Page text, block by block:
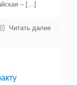
– […]
Читать далее